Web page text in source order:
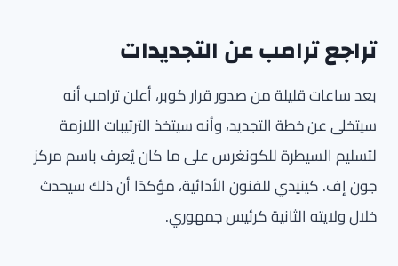
تراجع ترامب عن التجديدات
بعد ساعات قليلة من صدور قرار كوبر، أعلن ترامب أنه
سيتخلى عن خطة التجديد، وأنه سيتخذ الترتيبات اللازمة
لتسليم السيطرة للكونغرس على ما كان يُعرف باسم مركز
جون إف. كينيدي للفنون الأدائية، مؤكدًا أن ذلك سيحدث
خلال ولايته الثانية كرئيس جمهوري.